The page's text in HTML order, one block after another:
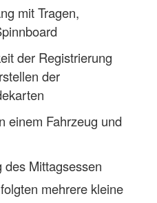
mit Tragen,
der Registrierung
der
einem Fahrzeug und
des Mittagsessen
mehrere kleine